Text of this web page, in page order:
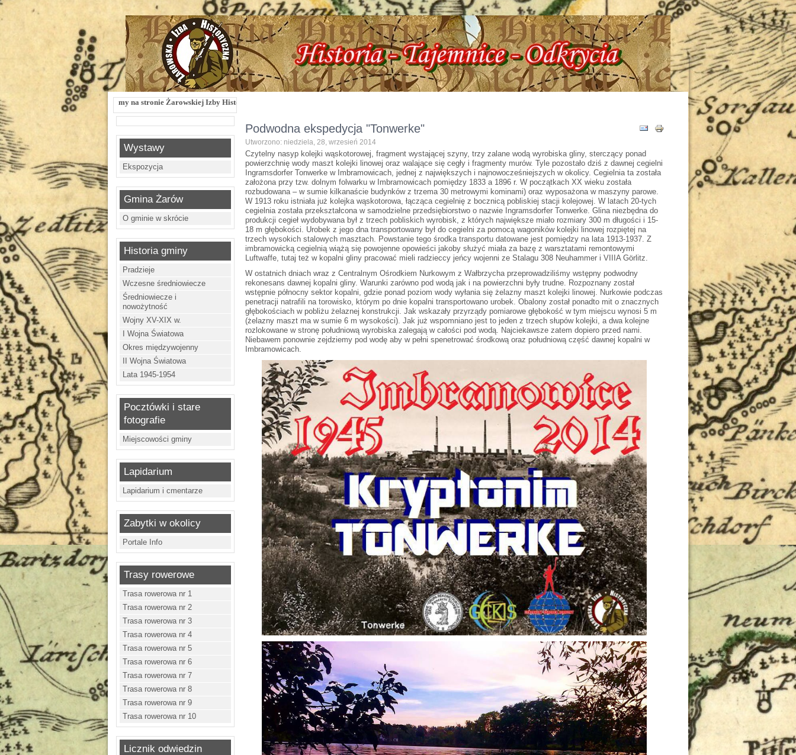
Witamy na stronie Żarowskiej Izby Historycznej !!! Żarowska Izba Historyczna, ul. Dworcowa 3 !!! e-mail: izbazarow@wp.pl, tel. 537-481-116 !!! Historia - Tajemnice - Odkrycia !!!
Wystawy
Ekspozycja
Gmina Żarów
O gminie w skrócie
Historia gminy
Pradzieje
Wczesne średniowiecze
Średniowiecze i
nowożytność
Wojny XV-XIX w.
I Wojna Światowa
Okres międzywojenny
II Wojna Światowa
Lata 1945-1954
Pocztówki i stare
fotografie
Miejscowości gminy
Lapidarium
Lapidarium i cmentarze
Zabytki w okolicy
Portale Info
Trasy rowerowe
Trasa rowerowa nr 1
Trasa rowerowa nr 2
Trasa rowerowa nr 3
Trasa rowerowa nr 4
Trasa rowerowa nr 5
Trasa rowerowa nr 6
Trasa rowerowa nr 7
Trasa rowerowa nr 8
Trasa rowerowa nr 9
Trasa rowerowa nr 10
Licznik odwiedzin
Podwodna ekspedycja "Tonwerke"
Utworzono: niedziela, 28, wrzesień 2014
Czytelny nasyp kolejki wąskotorowej, fragment wystającej szyny, trzy zalane wodą wyrobiska gliny, sterczący ponad
powierzchnię wody maszt kolejki linowej oraz walające się cegły i fragmenty murów. Tyle pozostało dziś z dawnej cegielni
Ingramsdorfer Tonwerke w Imbramowicach, jednej z największych i najnowocześniejszych w okolicy. Cegielnia ta została
założona przy tzw. dolnym folwarku w Imbramowicach pomiędzy 1833 a 1896 r. W początkach XX wieku została
rozbudowana – w sumie kilkanaście budynków z trzema 30 metrowymi kominami) oraz wyposażona w maszyny parowe.
W 1913 roku istniała już kolejka wąskotorowa, łącząca cegielnię z bocznicą pobliskiej stacji kolejowej. W latach 20-tych
cegielnia została przekształcona w samodzielne przedsiębiorstwo o nazwie Ingramsdorfer Tonwerke. Glina niezbędna do
produkcji cegieł wydobywana był z trzech pobliskich wyrobisk, z których największe miało rozmiary 300 m długości i 15-
18 m głębokości. Urobek z jego dna transportowany był do cegielni za pomocą wagoników kolejki linowej rozpiętej na
trzech wysokich stalowych masztach. Powstanie tego środka transportu datowane jest pomiędzy na lata 1913-1937. Z
imbramowicką cegielnią wiążą się powojenne opowieści jakoby służyć miała za bazę z warsztatami remontowymi
Luftwaffe, tutaj też w kopalni gliny pracować mieli radzieccy jeńcy wojenni ze Stalagu 308 Neuhammer i VIIIA Görlitz.
W ostatnich dniach wraz z Centralnym Ośrodkiem Nurkowym z Wałbrzycha przeprowadziliśmy wstępny podwodny
rekonesans dawnej kopalni gliny. Warunki zarówno pod wodą jak i na powierzchni były trudne. Rozpoznany został
wstępnie północny sektor kopalni, gdzie ponad poziom wody wyłania się żelazny maszt kolejki linowej. Nurkowie podczas
penetracji natrafili na torowisko, którym po dnie kopalni transportowano urobek. Obalony został ponadto mit o znacznych
głębokościach w pobliżu żelaznej konstrukcji. Jak wskazały przyrządy pomiarowe głębokość w tym miejscu wynosi 5 m
(żelazny maszt ma w sumie 6 m wysokości). Jak już wspomniano jest to jeden z trzech słupów kolejki, a dwa kolejne
rozlokowane w stronę południową wyrobiska zalegają w całości pod wodą. Najciekawsze zatem dopiero przed nami.
Niebawem ponownie zejdziemy pod wodę aby w pełni spenetrować środkową oraz południową część dawnej kopalni w
Imbramowicach.